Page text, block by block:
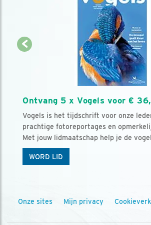
Ontvang 5 x Vogels voor €
Vogels is het tijdschrift voor onze
prachtige fotoreportages en
Met jouw lidmaatschap help je de
WORD LID
Onze sites Mijn privacy